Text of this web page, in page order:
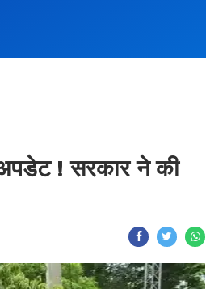
अपडेट ! सरकार ने की